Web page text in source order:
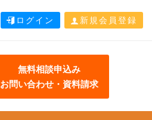
ログイン 新規会員登録
無料相談申込み
お問い合わせ・資料請求